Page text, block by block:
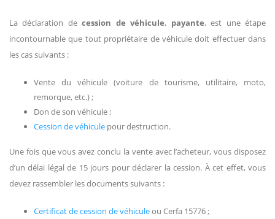
La déclaration decession de véhicule, payante, est une étape
incontournable que tout propriétaire de véhicule doit effectuer dans
les cas suivants :
Vente du véhicule (voiture de tourisme, utilitaire, moto,
remorque, etc.) ;
Don de son véhicule ;
Cession de véhicule pour destruction.
Une fois que vous avez conclu la vente avec l’acheteur, vous disposez
d’un délai légal de 15 jours pour déclarer la cession. À cet effet, vous
devez rassembler les documents suivants :
Certificat de cession de véhiculeou Cerfa 15776 ;